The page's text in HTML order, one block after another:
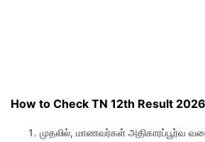
How to Check TN 12th Result
முதலில், மாணவர்கள் அதிகாரப்பூர்வ